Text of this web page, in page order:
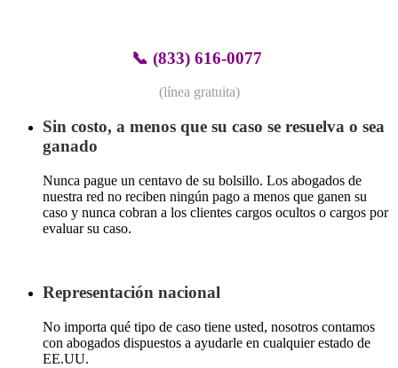
📞 (833) 616-0077
(línea gratuita)
Sin costo, a menos que su caso se resuelva o sea
ganado
Nunca pague un centavo de su bolsillo. Los abogados de
nuestra red no reciben ningún pago a menos que ganen su
caso y nunca cobran a los clientes cargos ocultos o cargos por
evaluar su caso.
Representación nacional
No importa qué tipo de caso tiene usted, nosotros contamos
con abogados dispuestos a ayudarle en cualquier estado de
EE.UU.